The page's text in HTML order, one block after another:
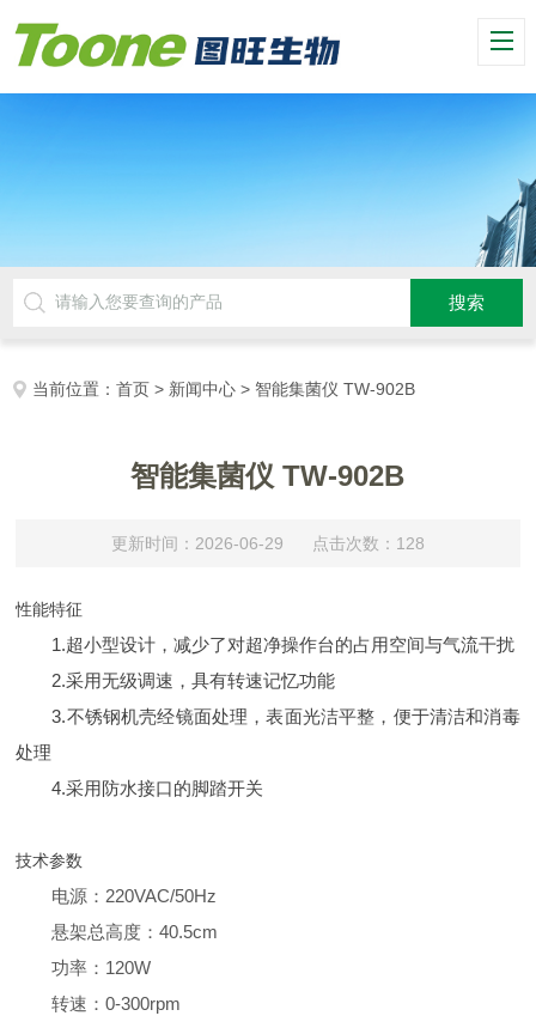
当前位置：首页 > 新闻中心 > 智能集菌仪 TW-902B
智能集菌仪 TW-902B
更新时间：2026-06-29 点击次数：128
性能特征
1.超小型设计，减少了对超净操作台的占用空间与气流干扰
2.采用无级调速，具有转速记忆功能
3.不锈钢机壳经镜面处理，表面光洁平整，便于清洁和消毒
处理
4.采用防水接口的脚踏开关
技术参数
电源：220VAC/50Hz
悬架总高度：40.5cm
功率：120W
转速：0-300rpm